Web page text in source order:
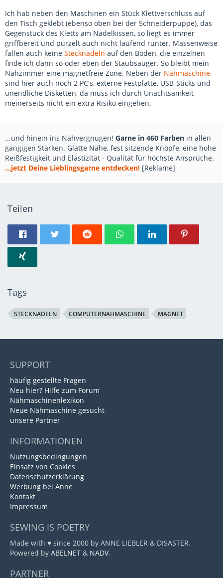
Ich hab neben den Maschinen ein Stück Klettverschluss auf
den Tisch geklebt (ebenso oben bei der Schneiderpuppe), das
Gegenstück des Kletts am Nadelkissen, so liegt es immer
griffbereit und purzelt auch nicht laufend runter. Massenweise
fallen auch keine Stecknadeln auf den Boden, die einzelnen
finde ich dann so oder eben der Staubsauger. So bleibt mein
Nähzimmer eine magnetfreie Zone. Neben der Nähmaschine
sind hier auch noch 2 PC's, externe Festplatte, USB-Sticks und
unendliche Disketten, da muss ich durch Unachtsamkeit
meinerseits nicht ein extra Risiko eingehen.
...und hinein ins Nähvergnügen! Garne in 460 Farben in allen
gängigen Stärken. Glatte Nähe, fest sitzende Knöpfe, eine hohe
Reißfestigkeit und Elastizität - Qualität für höchste Ansprüche.
...jetzt Deine Lieblingsgarne entdecken! [Reklame]
Teilen
Tags
STECKNADELN COMPUTERNÄHMASCHINE MAGNET
SUPPORT
häufig gestellte Fragen
Neu hier? Hilfe zum Forum
Nähmaschinenlexikon
Neue Nähmaschine gesucht
unsere Partner
INFORMATIONEN
Nutzungsbedingungen
Einsatz von Cookies
Datenschutzerklärung
Werbung bei Anne
Kontakt
Impressum
SEWING IS POETRY
Made with ♥ since 2000 by ANNE LIEBLER & DISASTER.
Powered by ABELNET & NADV.
PARTNER